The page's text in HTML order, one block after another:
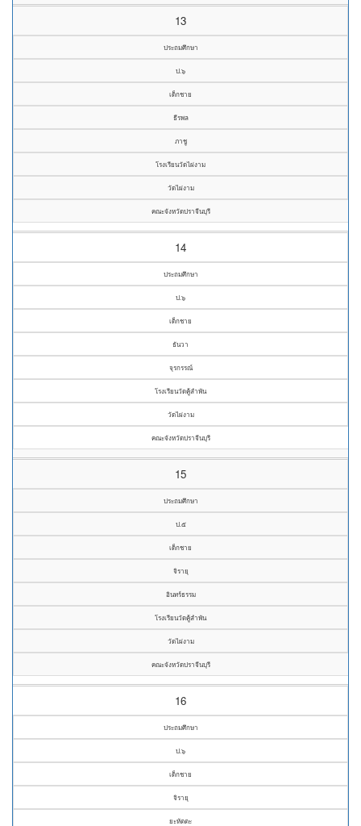
13
ประถมศึกษา
ป.๖
เด็กชาย
ธีรพล
ภาชู
โรงเรียนวัดไผ่งาม
วัดไผ่งาม
คณะจังหวัดปราจีนบุรี
14
ประถมศึกษา
ป.๖
เด็กชาย
ธันวา
จุรกรรณ์
โรงเรียนวัดคู้ลำพัน
วัดไผ่งาม
คณะจังหวัดปราจีนบุรี
15
ประถมศึกษา
ป.๕
เด็กชาย
จิรายุ
อินทร์ธรรม
โรงเรียนวัดคู้ลำพัน
วัดไผ่งาม
คณะจังหวัดปราจีนบุรี
16
ประถมศึกษา
ป.๖
เด็กชาย
จิรายุ
ยะหัตตะ